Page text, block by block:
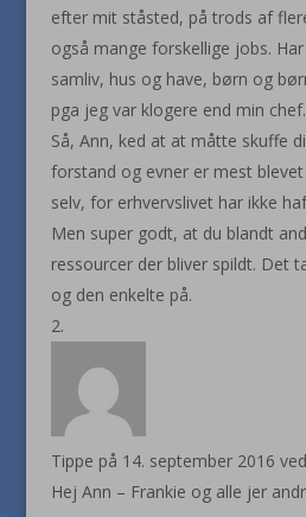
efter mit ståsted, på trods af
også mange forskellige jobs.
samliv, hus og have, børn og
pga jeg var klogere end min chef.
Så, Ann, ked at at måtte skuffe
forstand og evner er mest
selv, for erhvervslivet har ikke
Men super godt, at du blandt
ressourcer der bliver spildt. Det
og den enkelte på.
Tippe på 14. september 2016
Hej Ann – Frankie og alle jer